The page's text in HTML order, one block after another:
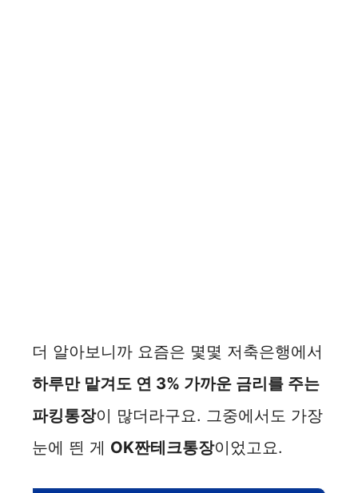
더 알아보니까 요즘은 몇몇 저축은행에서
하루만 맡겨도 연 3% 가까운 금리를 주는
파킹통장이 많더라구요. 그중에서도 가장
눈에 띈 게 OK짠테크통장이었고요.